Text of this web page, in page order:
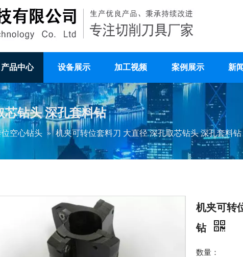
产品中心 设备展示 加工视频 案例展示 新
芯钻头 深孔套料钻
空心钻头 » 机夹可转位套料刀 大直径 深孔取芯钻头 深孔套料钻
机夹可转
钻
数量：